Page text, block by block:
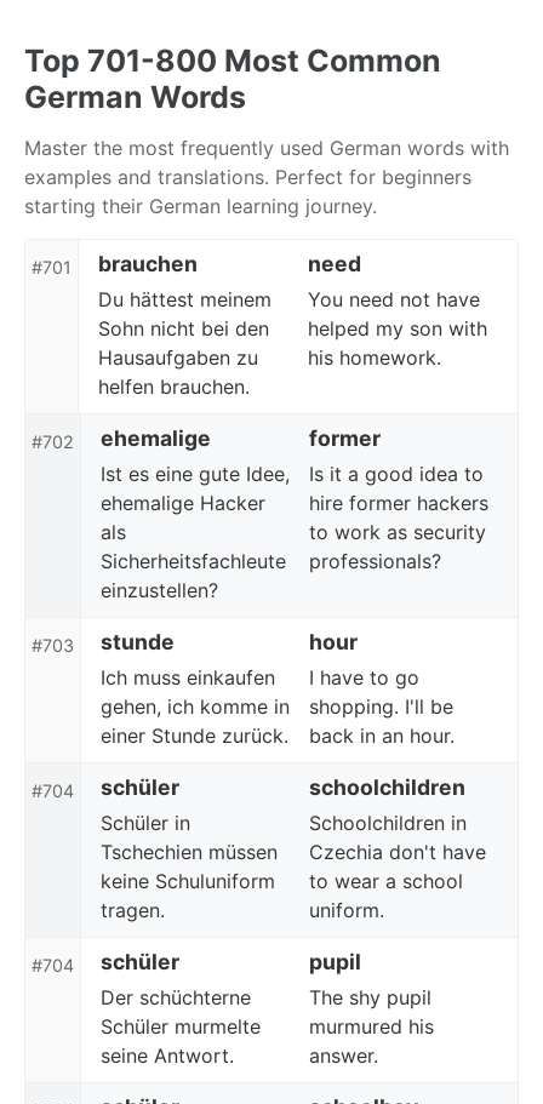
primary
navigation
content
footer
Top 701-800 Most Common
German Words
Master the most frequently used German words with
examples and translations. Perfect for beginners
starting their German learning journey.
#701 brauchen need
Du hättest meinem
Sohn nicht bei den
Hausaufgaben zu
helfen brauchen.
You need not have
helped my son with
his homework.
#702 ehemalige former
Ist es eine gute Idee,
ehemalige Hacker
als
Sicherheitsfachleute
einzustellen?
Is it a good idea to
hire former hackers
to work as security
professionals?
#703 stunde hour
Ich muss einkaufen
gehen, ich komme in
einer Stunde zurück.
I have to go
shopping. I'll be
back in an hour.
#704 schüler schoolchildren
Schüler in
Tschechien müssen
keine Schuluniform
tragen.
Schoolchildren in
Czechia don't have
to wear a school
uniform.
#704 schüler pupil
Der schüchterne
Schüler murmelte
seine Antwort.
The shy pupil
murmured his
answer.